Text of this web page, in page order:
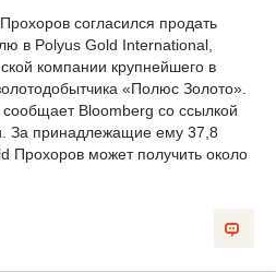
согласился продать
в Polyus Gold International,
компании крупнейшего в
«Полюс Золото».
Bloomberg со ссылкой
За принадлежащие ему 37,8
Прохоров может получить около